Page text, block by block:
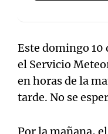
Este domingo 10
el Servicio
en horas de la
tarde. No se
Notas